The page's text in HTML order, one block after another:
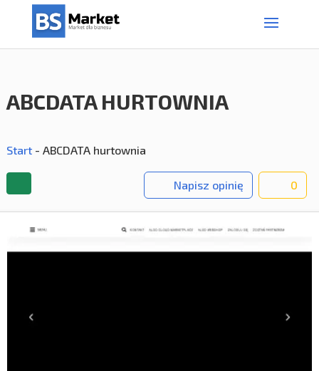
ABCDATA HURTOWNIA
Start- ABCDATA hurtownia
Napisz opinię 0